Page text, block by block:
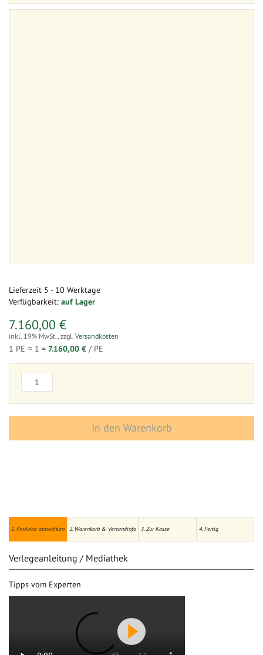
1. Produkte auswählen 2. Warenkorb & Versandinfo 3. Zur Kasse 4. Fertig
Lieferzeit 5 - 10 Werktage
Verfügbarkeit: auf Lager
7.160,00 €
inkl. 19% MwSt., zzgl. Versandkosten
1 PE ≈ 1 = 7.160,00 € / PE
In den Warenkorb
Verlegeanleitung / Mediathek
Tipps vom Experten